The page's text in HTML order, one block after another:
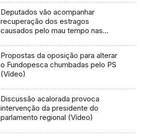
Deputados vão acompanhar
recuperação dos estragos
causados pelo mau tempo nas
Propostas da oposição para alterar
o Fundopesca chumbadas pelo PS
(Vídeo)
Discussão acalorada provoca
intervenção da presidente do
parlamento regional (Vídeo)